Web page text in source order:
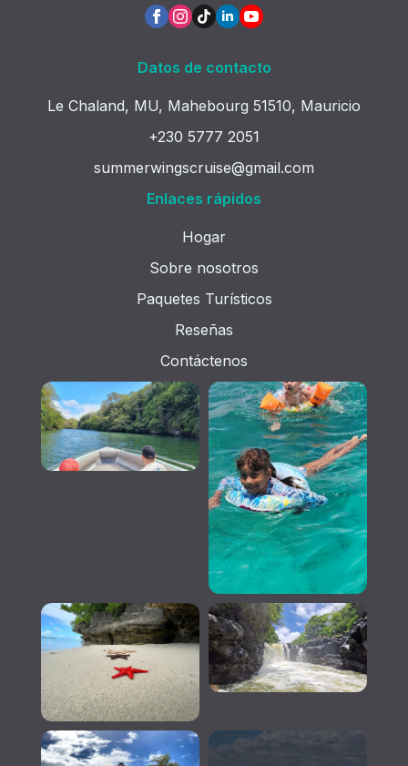
Datos de contacto
Le Chaland, MU, Mahebourg 51510, Mauricio
+230 5777 2051
summerwingscruise@gmail.com
Enlaces rápidos
Hogar
Sobre nosotros
Paquetes Turísticos
Reseñas
Contáctenos